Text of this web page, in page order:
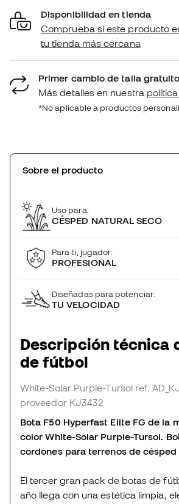
Disponibilidad en tienda
Comprueba si este producto
tu tienda más cercana
Primer cambio de talla gratuito.
Más detalles en nuestra
*No aplicable a productos
Sobre el producto
Uso para:
CÉSPED NATURAL SECO
Para ti, jugador:
PROFESIONAL
Diseñadas para potenciar:
TU VELOCIDAD
Descripción técnica
de fútbol
White-Solar Purple-Tursol ref.
proveedor KJ3432
Bota F50 Hyperfast Elite FG de la
color White-Solar Purple-Tursol.
cordones para terrenos de césped
El tercer gran pack de botas de
año llega con una estética limpia,